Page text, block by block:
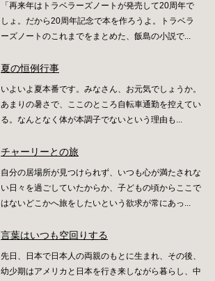
「再来年はトラベラーズノートが発売して20周年で
しょ。だから20周年記念で本を作ろうよ。トラベラ
ーズノートのこれまでをまとめた、飯島の小説で...
夏の恒例行事
いよいよ夏本番です。みなさん、お元気でしょうか。
あまりの暑さで、ここのところ自転車通勤を控えてい
る。なんとなく体が本調子でないという理由も...
チャーリーとの旅
自分の居場所が見つけられず、いつも心が満たされな
い日々を過ごしていたからか、子どもの頃からここで
はないどこかへ旅をしたいという欲求が常にあっ...
言葉はいつも空回りする
先日、日本で日本人の両親のもとに生まれ、その後、
幼少期はアメリカと日本を行き来しながら暮らし、中